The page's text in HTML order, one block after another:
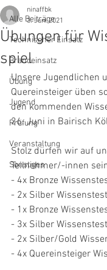
Alle Beiträge
Technischer Einsatz
Brandeinsatz
Übung
Jugend
Prüfung
Veranstaltung
Sonstiges
Übungen für
spiel
ninaffbk
3. Juni 2021
Unsere Jugendlichen
Quereinsteiger üben
den kommenden
26. Juni in Bairisch
Stolz dürfen wir auf
Teilnehmer/-innen
- 4x Bronze
- 2x Silber
- 1x Bronze
- 3x Silber Wissenstest
- 2x Silber/Gold
- 4x Quereinsteiger